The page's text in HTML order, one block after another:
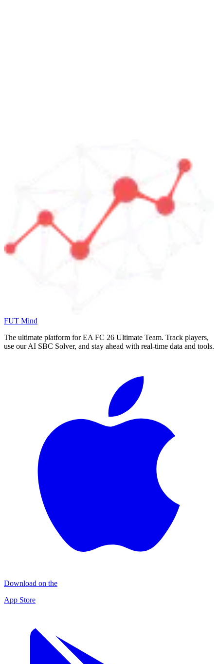
FUT Mind
The ultimate platform for EA FC 26 Ultimate Team. Track players,
use our AI SBC Solver, and stay ahead with real-time data and tools.
Download on the
App Store